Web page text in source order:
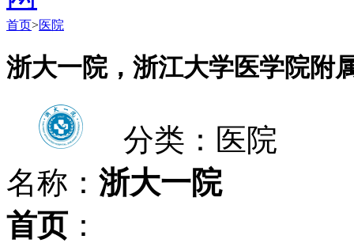
首页>医院
浙大一院，浙江大学医学院附
分类：医院
名称： 浙大一院
首页 ：